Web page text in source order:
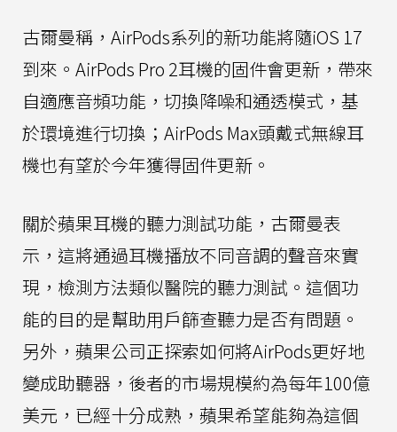
古爾曼稱，AirPods系列的新功能將隨iOS 17
到來。AirPods Pro 2耳機的固件會更新，帶來
自適應音頻功能，切換降噪和通透模式，基
於環境進行切換；AirPods Max頭戴式無線耳
機也有望於今年獲得固件更新。
關於蘋果耳機的聽力測試功能，古爾曼表
示，這將通過耳機播放不同音調的聲音來實
現，檢測方法類似醫院的聽力測試。這個功
能的目的是幫助用戶篩查聽力是否有問題。
另外，蘋果公司正探索如何將AirPods更好地
變成助聽器，後者的市場規模約為每年100億
美元，已經十分成熟，蘋果希望能夠為這個